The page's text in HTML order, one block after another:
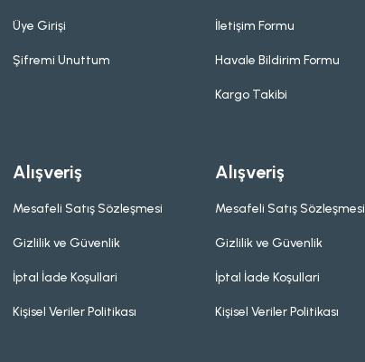
Üye Girişi
Şifremi Unuttum
İletişim Formu
Havale Bildirim Formu
Kargo Takibi
Alışveriş
Mesafeli Satış Sözleşmesi
Gizlilik ve Güvenlik
İptal İade Koşullari
Kişisel Veriler Politikası
Alışveriş
Mesafeli Satış Sözleşmesi
Gizlilik ve Güvenlik
İptal İade Koşullari
Kişisel Veriler Politikası